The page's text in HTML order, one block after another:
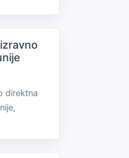
direktna